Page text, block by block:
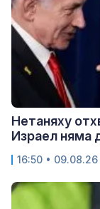
Нетаняху
Израел няма
16:50 • 09.08.26